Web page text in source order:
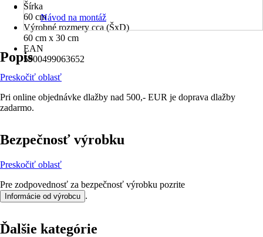
Šírka
60 cm
Výrobné rozmery cca (ŠxD)
60 cm x 30 cm
EAN
5900499063652
Návod na montáž
Popis
Preskočiť oblasť
Pri online objednávke dlažby nad 500,- EUR je doprava dlažby
zadarmo.
Bezpečnosť výrobku
Preskočiť oblasť
Pre zodpovednosť za bezpečnosť výrobku pozrite
Informácie od výrobcu .
Ďalšie kategórie